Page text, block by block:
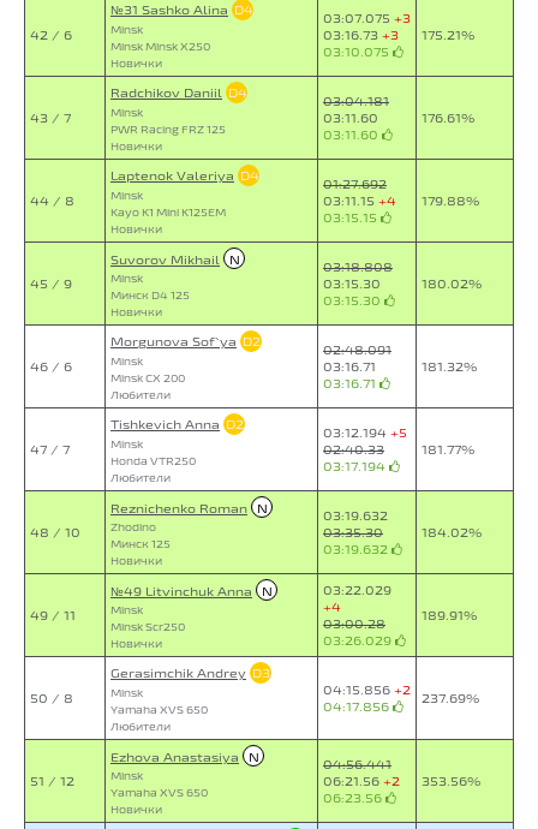
42 / 6
№31 Sashko Alina D4
Minsk
Minsk Minsk X250
Новички
03:07.075 +3
03:16.73 +3
03:10.075
175.21%
43 / 7
Radchikov Daniil D4
Minsk
PWR Racing FRZ 125
Новички
03:04.181
03:11.60
03:11.60
176.61%
44 / 8
Laptenok Valeriya D4
Minsk
Kayo K1 Mini K125EM
Новички
01:27.692
03:11.15 +4
03:15.15
179.88%
45 / 9
Suvorov Mikhail N
Minsk
Минск D4 125
Новички
03:18.808
03:15.30
03:15.30
180.02%
46 / 6
Morgunova Sof`ya D2
Minsk
Minsk CX 200
Любители
02:48.091
03:16.71
03:16.71
181.32%
47 / 7
Tishkevich Anna D2
Minsk
Honda VTR250
Любители
03:12.194 +5
02:40.33
03:17.194
181.77%
48 / 10
Reznichenko Roman N
Zhodino
Минск 125
Новички
03:19.632
03:35.30
03:19.632
184.02%
49 / 11
№49 Litvinchuk Anna N
Minsk
Minsk Scr250
Новички
03:22.029
+4
03:00.28
03:26.029
189.91%
50 / 8
Gerasimchik Andrey D3
Minsk
Yamaha XVS 650
Любители
04:15.856 +2
04:17.856
237.69%
51 / 12
Ezhova Anastasiya N
Minsk
Yamaha XVS 650
Новички
04:56.441
06:21.56 +2
06:23.56
353.56%